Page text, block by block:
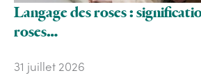
Langage des roses :
roses…
31 juillet 2026